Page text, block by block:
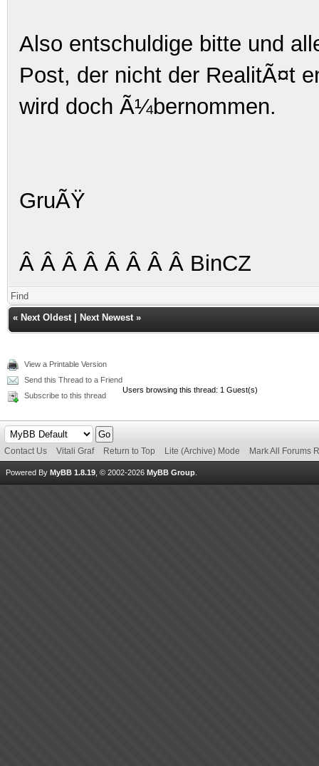
Also entschuldige bitte und
Post, der nicht der RealitÃ¤t
wird doch Ã¼bernommen.
GruÃŸ
Â Â Â Â Â Â Â Â BinCZ
Find
« Next Oldest Next Newest »
View a Printable Version
Send this Thread to a Friend
Subscribe to this thread
Users browsing this thread: 1 Guest(s)
Contact Us Vitali Graf Return to Top Lite (Archive) Mode Mark All Forums
Powered By MyBB 1.8.19 , © 2002-2026 MyBB Group